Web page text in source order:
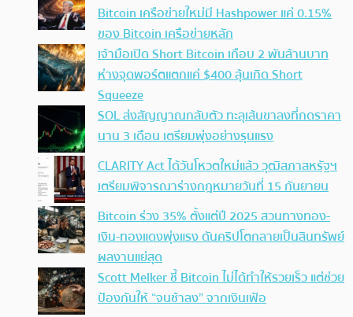
Bitcoin เครือข่ายใหม่มี Hashpower แค่ 0.15%
ของ Bitcoin เครือข่ายหลัก
เจ้ามือเปิด Short Bitcoin เกือบ 2 พันล้านบาท
ห่างจุดพอร์ตแตกแค่ $400 ลุ้นเกิด Short
Squeeze
SOL ส่งสัญญาณกลับตัว ทะลุเส้นขาลงที่กดราคา
นาน 3 เดือน เตรียมพุ่งอย่างรุนแรง
CLARITY Act ได้วันโหวตใหม่แล้ว วุฒิสภาสหรัฐฯ
เตรียมพิจารณาร่างกฎหมายวันที่ 15 กันยายน
Bitcoin ร่วง 35% ตั้งแต่ปี 2025 สวนทางทอง-
เงิน-ทองแดงพุ่งแรง ดันคริปโตกลายเป็นสินทรัพย์
ผลงานแย่สุด
Scott Melker ชี้ Bitcoin ไม่ได้ทำให้รวยเร็ว แต่ช่วย
ป้องกันให้ “จนช้าลง” จากเงินเฟ้อ